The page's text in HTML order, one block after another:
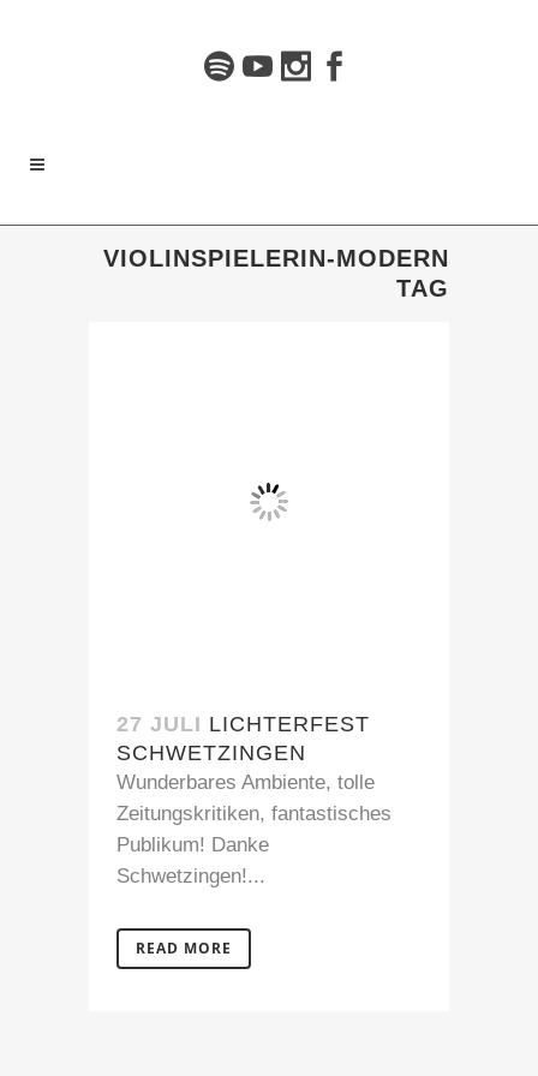
VIOLINSPIELERIN-MODERN
TAG
27 JULI LICHTERFEST
SCHWETZINGEN
Wunderbares Ambiente, tolle
Zeitungskritiken, fantastisches
Publikum! Danke
Schwetzingen!...
READ MORE